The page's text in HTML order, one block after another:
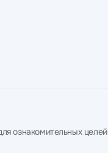
ознакомительных